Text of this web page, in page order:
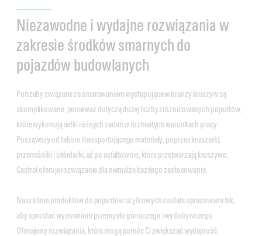
Niezawodne i wydajne rozwiązania w
zakresie środków smarnych do
pojazdów budowlanych
Potrzeby związane ze smarowaniem występujące w branży kruszyw są
skomplikowane, ponieważ dotyczą dużej liczby zróżnicowanych pojazdów,
które wykonują setki różnych zadań w rozmaitych warunkach pracy.
Począwszy od taboru transportującego materiały, poprzez kruszarki,
przenośniki i układarki, aż po asfaltownie, które przetwarzają kruszywo,
Castrol oferuje rozwiązanie dla niemalże każdego zastosowania.
Nasza linia produktów do pojazdów użytkowych została opracowana tak,
aby sprostać wyzwaniom przemysłu górniczego i wydobywczego.
Oferujemy rozwiązania, które mogą pomóc Ci zwiększać wydajność